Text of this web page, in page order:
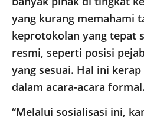
yang kurang memahami
keprotokolan yang tepat
resmi, seperti posisi
yang sesuai. Hal ini
dalam acara-acara formal.
“Melalui sosialisasi ini,